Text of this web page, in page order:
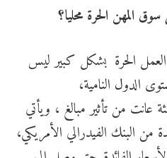
المهن الحرة محليا؟
الحرة بشكل كبير ليس
الدول النامية،
عانت من تأثير مبالغ ، ويأتي
من البنك الفيدرالي الأمريكي،